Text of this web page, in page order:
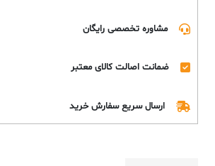
مشاوره تخصصی رایگان
ضمانت اصالت کالای معتبر
ارسال سریع سفارش خرید